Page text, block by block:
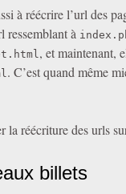
à réécrire l’url des
ressemblant à
, et maintenant,
. C’est quand même
réécriture des urls
billets